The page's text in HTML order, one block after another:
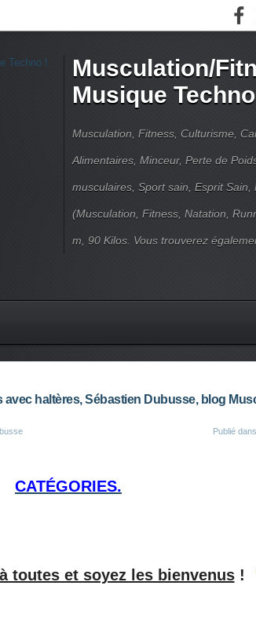
Musculation/
Musique
Musculation, Fitness, Culturisme,
Alimentaires, Minceur, Perte de
musculaires, Sport sain, Esprit
(Musculation, Fitness, Natation,
m, 90 Kilos. Vous trouverez
avec haltères, Sébastien Dubusse, blog
Publié dans
CATÉGORIES.
toutes et soyez les bienvenus!